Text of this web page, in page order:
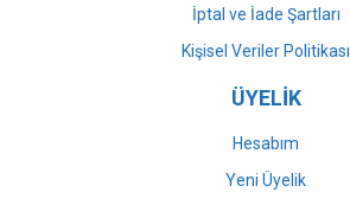
İptal ve İade Şartları
Kişisel Veriler Politikası
ÜYELİK
Hesabım
Yeni Üyelik